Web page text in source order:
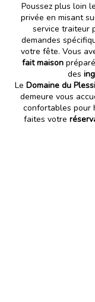
Poussez plus loin
privée en misant
service traiteur
demandes
votre fête. Vous
fait maison
des
Le Domaine du
demeure vous
confortables pour
faites votre